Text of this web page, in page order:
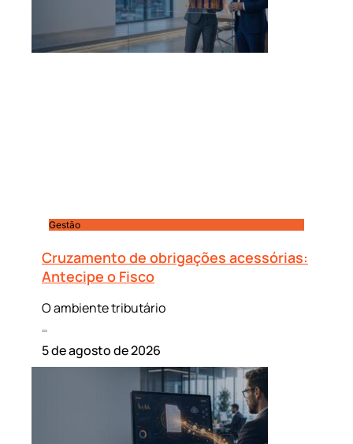
Gestão
Cruzamento de obrigações acessórias:
Antecipe o Fisco
O ambiente tributário
5 de agosto de 2026